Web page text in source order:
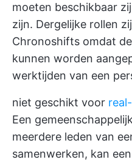
moeten beschikbaar
zijn. Dergelijke rollen
Chronoshifts omdat
kunnen worden
werktijden van een
niet geschikt voor
Een
meerdere leden van
samenwerken, kan